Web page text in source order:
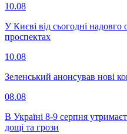
10.08
У Києві від сьогодні
проспектах
10.08
Зеленський анонсував нові
08.08
В Україні 8-9 серпня
дощі та грози